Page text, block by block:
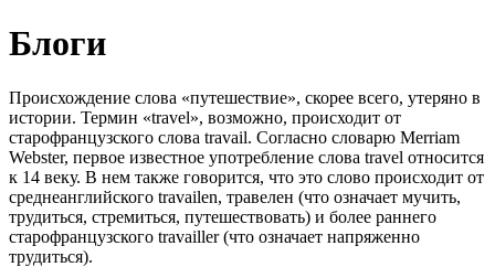
Блоги
Происхождение слова «путешествие», скорее всего, утеряно в
истории. Термин «travel», возможно, происходит от
старофранцузского слова travail. Согласно словарю Merriam
Webster, первое известное употребление слова travel относится
к 14 веку. В нем также говорится, что это слово происходит от
среднеанглийского travailen, травелен (что означает мучить,
трудиться, стремиться, путешествовать) и более раннего
старофранцузского travailler (что означает напряженно
трудиться).